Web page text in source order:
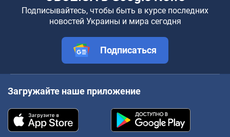
Подписывайтесь, чтобы быть в курсе последних
новостей Украины и мира сегодня
Подписаться
Загружайте наше приложение